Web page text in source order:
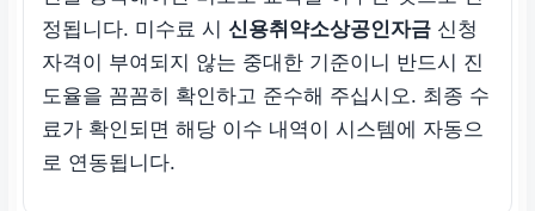
정됩니다. 미수료 시 신용취약소상공인자금 신청
자격이 부여되지 않는 중대한 기준이니 반드시 진
도율을 꼼꼼히 확인하고 준수해 주십시오. 최종 수
료가 확인되면 해당 이수 내역이 시스템에 자동으
로 연동됩니다.